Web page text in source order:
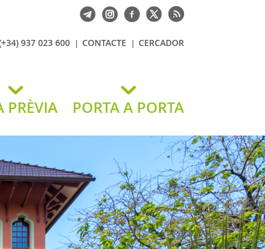
937 023 600 CONTACTE CERCADOR
PRÈVIA PORTA A PORTA